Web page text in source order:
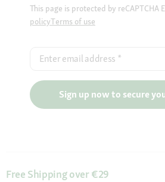
This page is protected by reCAPTCHA
policyTerms of use
Enter email address *
Sign up now to secure
Free Shipping over €29